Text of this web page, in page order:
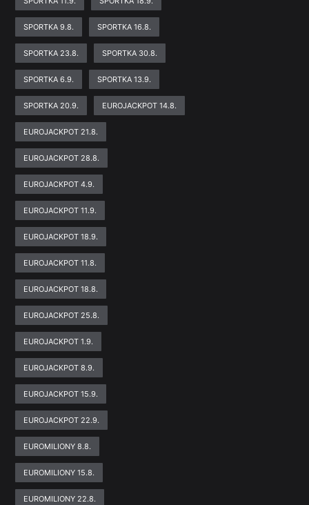
SPORTKA 9.8. SPORTKA 16.8.
SPORTKA 23.8. SPORTKA 30.8.
SPORTKA 6.9. SPORTKA 13.9.
SPORTKA 20.9. EUROJACKPOT 14.8.
EUROJACKPOT 21.8.
EUROJACKPOT 28.8.
EUROJACKPOT 4.9.
EUROJACKPOT 11.9.
EUROJACKPOT 18.9.
EUROJACKPOT 11.8.
EUROJACKPOT 18.8.
EUROJACKPOT 25.8.
EUROJACKPOT 1.9.
EUROJACKPOT 8.9.
EUROJACKPOT 15.9.
EUROJACKPOT 22.9.
EUROMILIONY 8.8.
EUROMILIONY 15.8.
EUROMILIONY 22.8.